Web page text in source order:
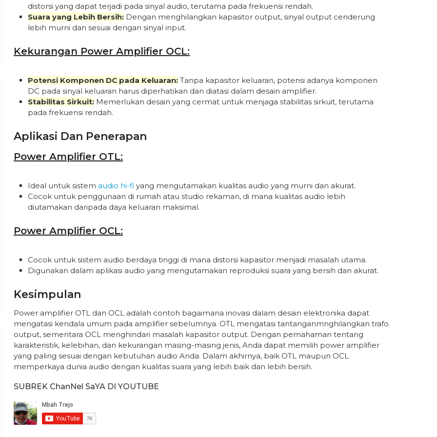
distorsi yang dapat terjadi pada sinyal audio, terutama pada frekuensi rendah.
Suara yang Lebih Bersih:Dengan menghilangkan kapasitor output, sinyal output cenderung
lebih murni dan sesuai dengan sinyal input.
Kekurangan Power Amplifier OCL:
Potensi Komponen DC pada Keluaran:Tanpa kapasitor keluaran, potensi adanya komponen
DC pada sinyal keluaran harus diperhatikan dan diatasi dalam desain amplifier.
Stabilitas Sirkuit:Memerlukan desain yang cermat untuk menjaga stabilitas sirkuit, terutama
pada frekuensi rendah.
Aplikasi Dan Penerapan
Power Amplifier OTL:
Ideal untuk sistem audio hi-fi yang mengutamakan kualitas audio yang murni dan akurat.
Cocok untuk penggunaan di rumah atau studio rekaman, di mana kualitas audio lebih
diutamakan daripada daya keluaran maksimal.
Power Amplifier OCL:
Cocok untuk sistem audio berdaya tinggi di mana distorsi kapasitor menjadi masalah utama.
Digunakan dalam aplikasi audio yang mengutamakan reproduksi suara yang bersih dan akurat.
Kesimpulan
Power amplifier OTL dan OCL adalah contoh bagaimana inovasi dalam desain elektronika dapat
mengatasi kendala umum pada amplifier sebelumnya. OTL mengatasi tantanganmnghilangkan trafo
output, sementara OCL menghindari masalah kapasitor output. Dengan pemahaman tentang
karakteristik, kelebihan, dan kekurangan masing-masing jenis, Anda dapat memilih power amplifier
yang paling sesuai dengan kebutuhan audio Anda. Dalam akhirnya, baik OTL maupun OCL
memperkaya dunia audio dengan kualitas suara yang lebih baik dan lebih bersih.
SUBREK ChanNel SaYA DI YOUTUBE